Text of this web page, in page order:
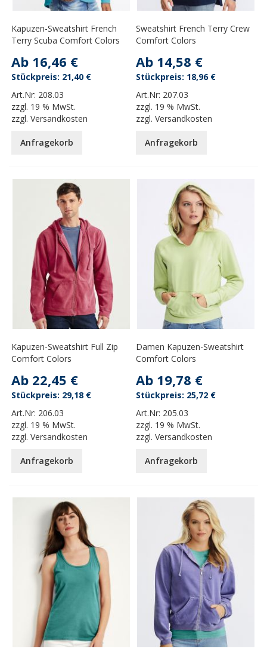
Kapuzen-Sweatshirt French
Terry Scuba Comfort Colors
Ab 16,46 €
Art.Nr: 208.03
zzgl. 19 % MwSt.
zzgl.Versandkosten
21,40 €
Anfragekorb
Sweatshirt French Terry Crew
Comfort Colors
Ab 14,58 €
Art.Nr: 207.03
zzgl. 19 % MwSt.
zzgl.Versandkosten
18,96 €
Anfragekorb
Kapuzen-Sweatshirt Full Zip
Comfort Colors
Ab 22,45 €
Art.Nr: 206.03
zzgl. 19 % MwSt.
zzgl.Versandkosten
29,18 €
Anfragekorb
Damen Kapuzen-Sweatshirt
Comfort Colors
Ab 19,78 €
Art.Nr: 205.03
zzgl. 19 % MwSt.
zzgl.Versandkosten
25,72 €
Anfragekorb